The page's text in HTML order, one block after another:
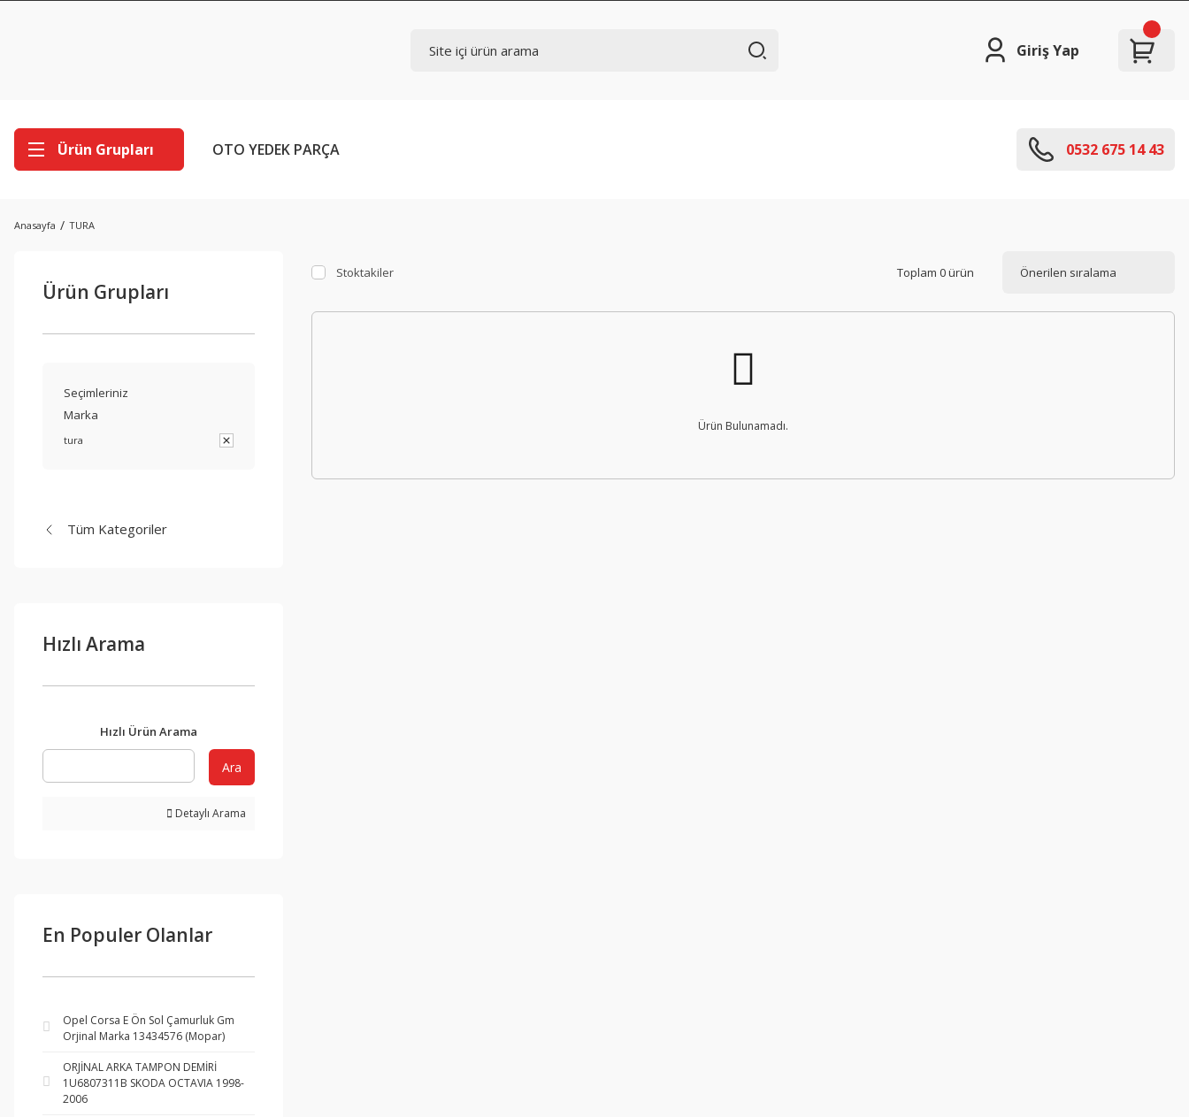
Giriş Yap
Ürün Grupları OTO YEDEK PARÇA 0532 675 14 43
Anasayfa TURA
Ürün Grupları
Seçimleriniz
Marka
tura
Tüm Kategoriler
Hızlı Arama
Hızlı Ürün Arama
Ara
Detaylı Arama
En Populer Olanlar
Opel Corsa E Ön Sol Çamurluk Gm
Orjinal Marka 13434576 (Mopar)
ORJİNAL ARKA TAMPON DEMİRİ
1U6807311B SKODA OCTAVIA 1998-
2006
Stoktakiler Toplam 0 ürün
Ürün Bulunamadı.